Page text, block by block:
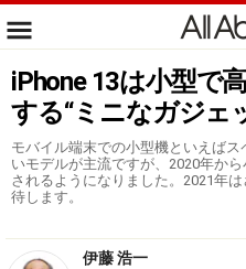
iPhone 13は小型で
する“ミニなガジェ
モバイル端末での小型機といえば
いモデルが主流ですが、2020年か
されるようになりました。2021年
待します。
伊藤 浩一